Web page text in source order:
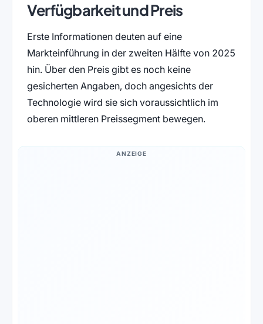
Verfügbarkeit und Preis
Erste Informationen deuten auf eine
Markteinführung in der zweiten Hälfte von 2025
hin. Über den Preis gibt es noch keine
gesicherten Angaben, doch angesichts der
Technologie wird sie sich voraussichtlich im
oberen mittleren Preissegment bewegen.
ANZEIGE